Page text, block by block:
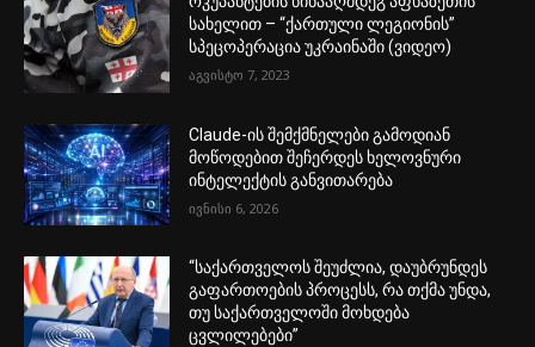
სახელით – “ქართული ლეგიონის”
სპეცოპერაცია უკრაინაში (ვიდეო)
აგვისტო 7, 2023
Claude-ის შემქმნელები გამოდიან
მოწოდებით შეჩერდეს ხელოვნური
ინტელექტის განვითარება
ივნისი 6, 2026
“საქართველოს შეუძლია, დაუბრუნდეს
გაფართოების პროცესს, რა თქმა უნდა,
თუ საქართველოში მოხდება
ცვლილებები”